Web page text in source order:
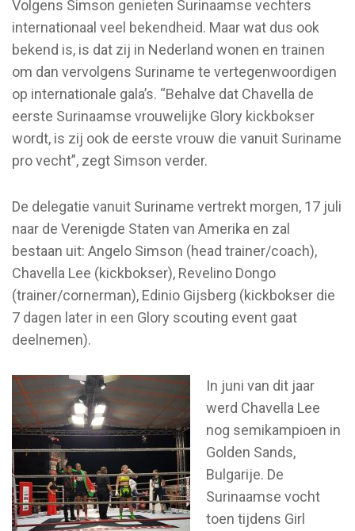
Volgens Simson genieten Surinaamse vechters
internationaal veel bekendheid. Maar wat dus ook
bekend is, is dat zij in Nederland wonen en trainen
om dan vervolgens Suriname te vertegenwoordigen
op internationale gala’s. “Behalve dat Chavella de
eerste Surinaamse vrouwelijke Glory kickbokser
wordt, is zij ook de eerste vrouw die vanuit Suriname
pro vecht”, zegt Simson verder.
De delegatie vanuit Suriname vertrekt morgen, 17 juli
naar de Verenigde Staten van Amerika en zal
bestaan uit: Angelo Simson (head trainer/coach),
Chavella Lee (kickbokser), Revelino Dongo
(trainer/cornerman), Edinio Gijsberg (kickbokser die
7 dagen later in een Glory scouting event gaat
deelnemen).
In juni van dit jaar
werd Chavella Lee
nog semikampioen in
Golden Sands,
Bulgarije. De
Surinaamse vocht
toen tijdens Girl